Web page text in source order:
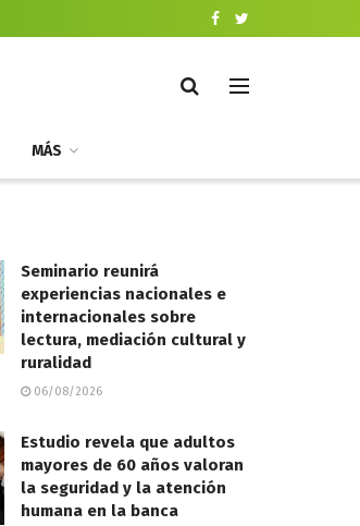
MÁS
Seminario reunirá
experiencias nacionales e
internacionales sobre
lectura, mediación cultural y
ruralidad
06/08/2026
Estudio revela que adultos
mayores de 60 años valoran
la seguridad y la atención
humana en la banca